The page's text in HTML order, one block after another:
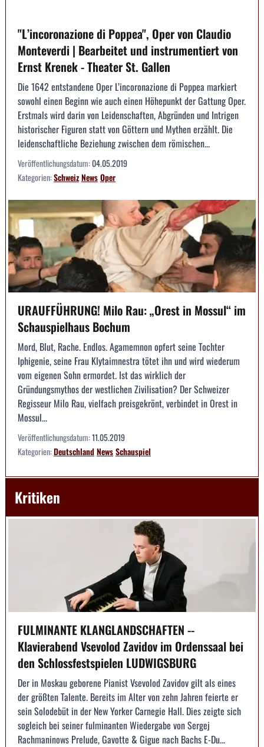
"L’incoronazione di Poppea", Oper von Claudio
Monteverdi | Bearbeitet und instrumentiert von
Ernst Krenek - Theater St. Gallen
Die 1642 entstandene Oper L’incoronazione di Poppea markiert
sowohl einen Beginn wie auch einen Höhepunkt der Gattung Oper.
Erstmals wird darin von Leidenschaften, Abgründen und Intrigen
historischer Figuren statt von Göttern und Mythen erzählt. Die
leidenschaftliche Beziehung zwischen dem römischen...
Veröffentlichungsdatum:04.05.2019
Kategorien:SchweizNewsOper
URAUFFÜHRUNG! Milo Rau: „Orest in Mossul“ im
Schauspielhaus Bochum
Mord, Blut, Rache. Endlos. Agamemnon opfert seine Tochter
Iphigenie, seine Frau Klytaimnestra tötet ihn und wird wiederum
vom eigenen Sohn ermordet. Ist das wirklich der
Gründungsmythos der westlichen Zivilisation? Der Schweizer
Regisseur Milo Rau, vielfach preisgekrönt, verbindet in Orest in
Mossul...
Veröffentlichungsdatum:11.05.2019
Kategorien:DeutschlandNewsSchauspiel
Kritiken
FULMINANTE KLANGLANDSCHAFTEN --
Klavierabend Vsevolod Zavidov im Ordenssaal bei
den Schlossfestspielen LUDWIGSBURG
Der in Moskau geborene Pianist Vsevolod Zavidov gilt als eines
der größten Talente. Bereits im Alter von zehn Jahren feierte er
sein Solodebüt in der New Yorker Carnegie Hall. Dies zeigte sich
sogleich bei seiner fulminanten Wiedergabe von Sergej
Rachmaninows Prelude, Gavotte & Gigue nach Bachs E-Du...